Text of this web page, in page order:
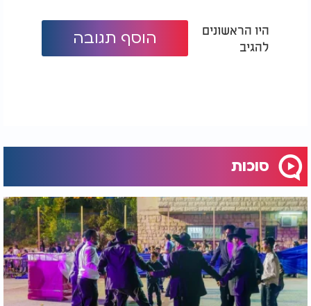
היו הראשונים
להגיב
הוסף תגובה
סוכות